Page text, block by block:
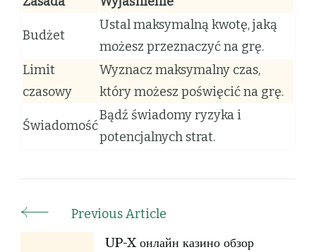
Budżet
Ustal maksymalną kwotę, jaką
możesz przeznaczyć na grę.
Limit
czasowy
Wyznacz maksymalny czas,
który możesz poświęcić na grę.
Świadomość
Bądź świadomy ryzyka i
potencjalnych strat.
Previous Article
UP-X онлайн казино обзор